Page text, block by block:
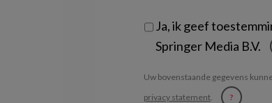
Ja, ik geef
Springer Media B.V.
Uw bovenstaande gegevens
privacy statement. ?